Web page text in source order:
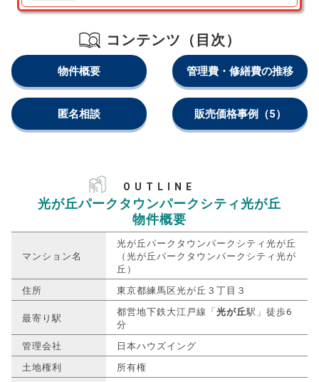
コンテンツ（目次）
物件概要 管理費・修繕費の推移
匿名相談 販売価格事例 （5）
OUTLINE
光が丘パークタウンパークシティ光が丘
物件概要
マンション名
光が丘パークタウンパークシティ光が丘
（光が丘パークタウンパークシティ光が
丘）
住所
東京都練馬区光が丘３丁目３
最寄り駅
都営地下鉄大江戸線「光が丘駅」徒歩6
分
管理会社
日本ハウズイング
土地権利
所有権